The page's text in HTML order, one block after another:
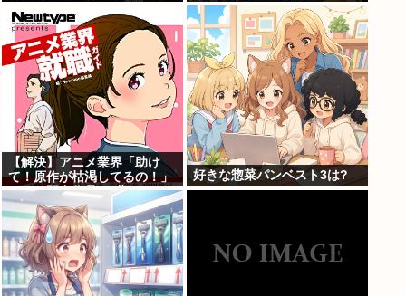
【解決】アニメ業界「助け
て！原作が枯渇してるの！」
←いや既存作品の2期やった
ら良いよね？
好きな惣菜パンベスト3は?